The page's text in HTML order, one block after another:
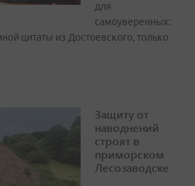
для
самоуверенных:
цитаты из Достоевского, только
Защиту от
наводнений
строят в
приморском
Лесозаводске